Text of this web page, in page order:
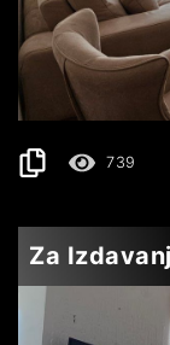
700€
48 m2
739
Za